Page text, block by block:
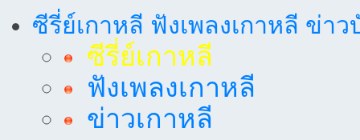
ซีรี่ย์เกาหลี ฟังเพลงเกาหลี ข่าว
ซีรี่ย์เกาหลี
ฟังเพลงเกาหลี
ข่าวเกาหลี